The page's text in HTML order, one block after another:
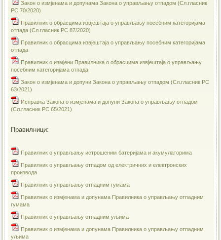
Закон о измјенама и допунама Закона о управљању отпадом (Сл.гласник
РС 70/2020)
Правилник о обрасцима извјештаја о управљању посебним категоријама
отпада (Сл.гласник РС 87/2020)
Правилник о обрасцима извјештаја о управљању посебним категоријама
отпада
Правилник о измјени Правилника о обрасцима извјештаја о управљању
посебним категоријама отпада
Закон о измјенама и допуни Закона о управљању отпадом (Сл.гласник РС
63/2021)
Исправка Закона о измјенама и допуни Закона о управљању отпадом
(Сл.гласник РС 65/2021)
Правилници:
Правилник о управљању истрошеним батеријама и акумулаторима
Правилник о управљању отпадом од електричних и електронских
производа
Правилник о управљању отпадним гумама
Правилник о измјенама и допунама Правилника о управљању отпадним
гумама
Правилник о управљању отпадним уљима
Правилник о измјенама и допунама Правилника о управљању отпадним
уљима